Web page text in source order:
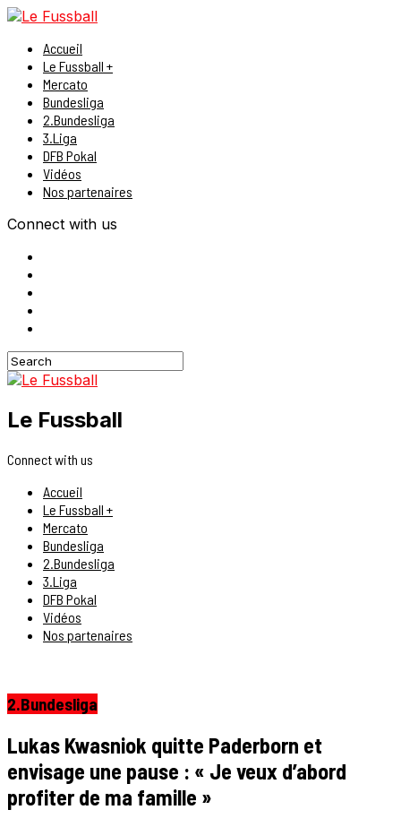
Accueil
Le Fussball +
Mercato
Bundesliga
2.Bundesliga
3.Liga
DFB Pokal
Vidéos
Nos partenaires
Connect with us
Le Fussball
Connect with us
Accueil
Le Fussball +
Mercato
Bundesliga
2.Bundesliga
3.Liga
DFB Pokal
Vidéos
Nos partenaires
2.Bundesliga
Lukas Kwasniok quitte Paderborn et
envisage une pause : « Je veux d’abord
profiter de ma famille »